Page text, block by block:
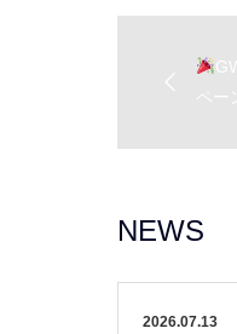
ペー
NEWS
2026.07.13